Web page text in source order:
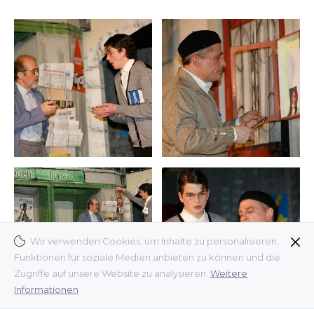
Wir verwenden Cookies, um Inhalte zu personalisieren,
Funktionen für soziale Medien anbieten zu können und die
Zugriffe auf unsere Website zu analysieren. Weitere
Informationen